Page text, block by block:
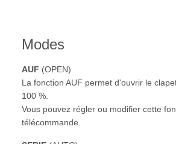
Modes
AUF (OPEN)
La fonction AUF permet d'ouvrir le
100 %.
Vous pouvez régler ou modifier cette
télécommande.